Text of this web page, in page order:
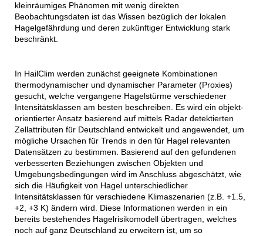
kleinräumiges Phänomen mit wenig direkten
Beobachtungsdaten ist das Wissen bezüglich der lokalen
Hagelgefährdung und deren zukünftiger Entwicklung stark
beschränkt.
In HailClim werden zunächst geeignete Kombinationen
thermodynamischer und dynamischer Parameter (Proxies)
gesucht, welche vergangene Hagelstürme verschiedener
Intensitätsklassen am besten beschreiben. Es wird ein objekt-
orientierter Ansatz basierend auf mittels Radar detektierten
Zellattributen für Deutschland entwickelt und angewendet, um
mögliche Ursachen für Trends in den für Hagel relevanten
Datensätzen zu bestimmen. Basierend auf den gefundenen
verbesserten Beziehungen zwischen Objekten und
Umgebungsbedingungen wird im Anschluss abgeschätzt, wie
sich die Häufigkeit von Hagel unterschiedlicher
Intensitätsklassen für verschiedene Klimaszenarien (z.B. +1.5,
+2, +3 K) ändern wird. Diese Informationen werden in ein
bereits bestehendes Hagelrisikomodell übertragen, welches
noch auf ganz Deutschland zu erweitern ist, um so